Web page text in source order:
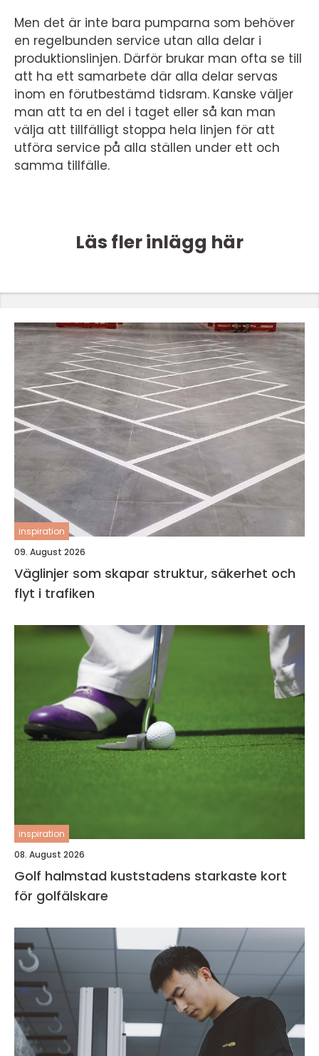
Men det är inte bara pumparna som behöver
en regelbunden service utan alla delar i
produktionslinjen. Därför brukar man ofta se till
att ha ett samarbete där alla delar servas
inom en förutbestämd tidsram. Kanske väljer
man att ta en del i taget eller så kan man
välja att tillfälligt stoppa hela linjen för att
utföra service på alla ställen under ett och
samma tillfälle.
Läs fler inlägg här
inspiration
09. August 2026
Väglinjer som skapar struktur, säkerhet och
flyt i trafiken
inspiration
08. August 2026
Golf halmstad kuststadens starkaste kort
för golfälskare